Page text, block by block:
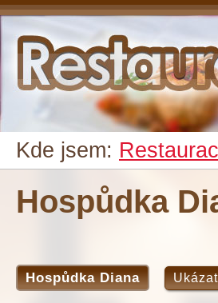
Kde jsem:
Hospůdka
Hospůdka Diana